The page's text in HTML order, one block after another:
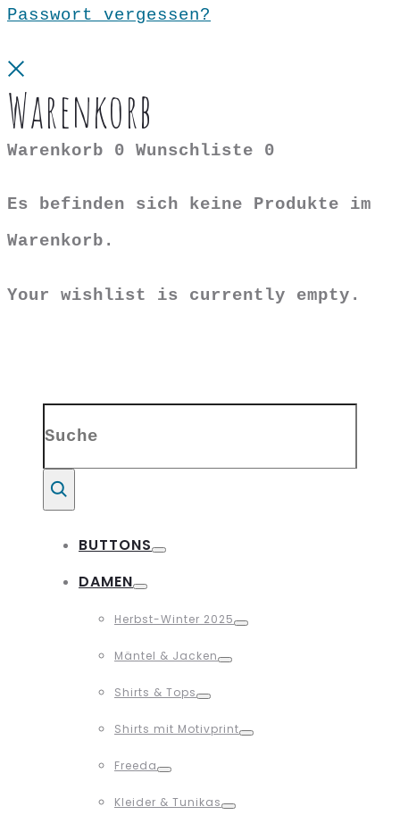
Passwort vergessen?
Warenkorb
Warenkorb 0 Wunschliste 0
Es befinden sich keine Produkte im
Warenkorb.
Your wishlist is currently empty.
Suche
BUTTONS
DAMEN
Herbst-Winter 2025
Mäntel & Jacken
Shirts & Tops
Shirts mit Motivprint
Freeda
Kleider & Tunikas